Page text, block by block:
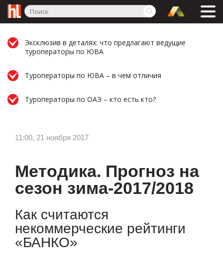
Эксклюзив в деталях: что предлагают ведущие
туроператоры по ЮВА
Туроператоры по ЮВА – в чем отличия
Туроператоры по ОАЭ – кто есть кто?
11:00, 21 ноября 2017
Методика. Прогноз на
сезон зима-2017/2018
Как считаются
некоммерческие рейтинги
«БАНКО»